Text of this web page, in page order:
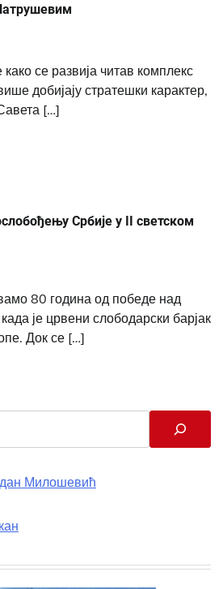
се развија читав комплекс
добијају стратешки карактер,
[…]
Србије у II светском
80 година од победе над
је црвени слободарски барјак
Док се […]